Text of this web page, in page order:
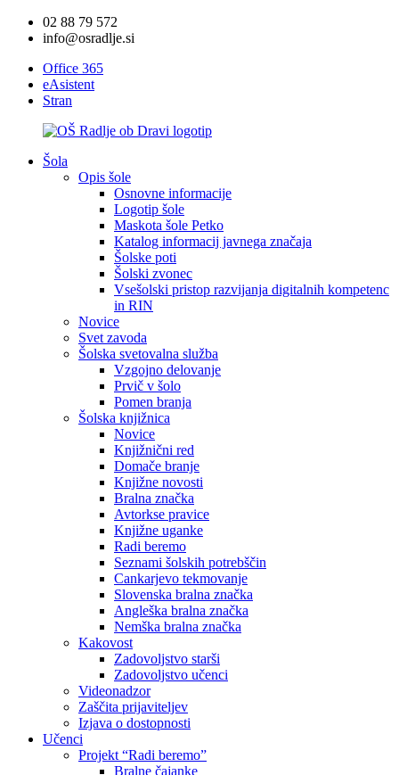
02 88 79 572
info@osradlje.si
Office 365
eAsistent
Stran
Šola
Opis šole
Osnovne informacije
Logotip šole
Maskota šole Petko
Katalog informacij javnega značaja
Šolske poti
Šolski zvonec
Vsešolski pristop razvijanja digitalnih kompetenc
in RIN
Novice
Svet zavoda
Šolska svetovalna služba
Vzgojno delovanje
Prvič v šolo
Pomen branja
Šolska knjižnica
Novice
Knjižnični red
Domače branje
Knjižne novosti
Bralna značka
Avtorkse pravice
Knjižne uganke
Radi beremo
Seznami šolskih potrebščin
Cankarjevo tekmovanje
Slovenska bralna značka
Angleška bralna značka
Nemška bralna značka
Kakovost
Zadovoljstvo starši
Zadovoljstvo učenci
Videonadzor
Zaščita prijaviteljev
Izjava o dostopnosti
Učenci
Projekt “Radi beremo”
Bralne čajanke